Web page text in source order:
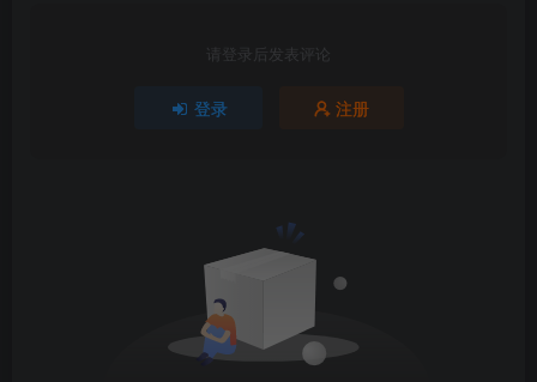
请登录后发表评论
登录 注册